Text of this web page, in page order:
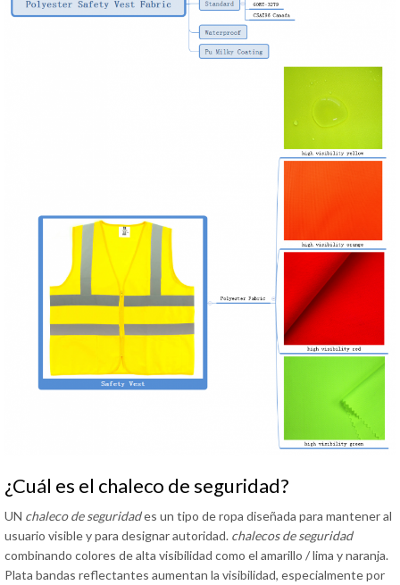
¿Cuál es el chaleco de seguridad?
UN chaleco de seguridades un tipo de ropa diseñada para mantener al
usuario visible y para designar autoridad. chalecos de seguridad
combinando colores de alta visibilidad como el amarillo / lima y naranja.
Plata bandas reflectantes aumentan la visibilidad, especialmente por